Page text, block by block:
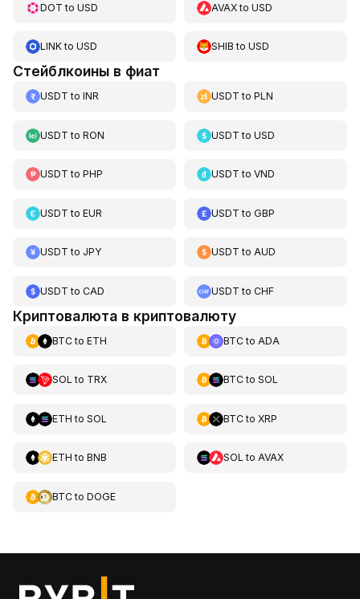
DOT to USD AVAXtoUSD
LINKto USD SHIB toUSD
Стейблкоины в фиат
USDT to INR USDT toPLN
USDT to RON USDT toUSD
USDT to PHP USDT toVND
USDT to EUR USDT toGBP
USDT to JPY USDT toAUD
USDT to CAD USDT toCHF
Криптовалюта в криптовалюту
BTCto ETH BTCto ADA
SOL to TRX BTCto SOL
ETH to SOL BTCto XRP
ETH to BNB SOL to AVAX
BTCto DOGE